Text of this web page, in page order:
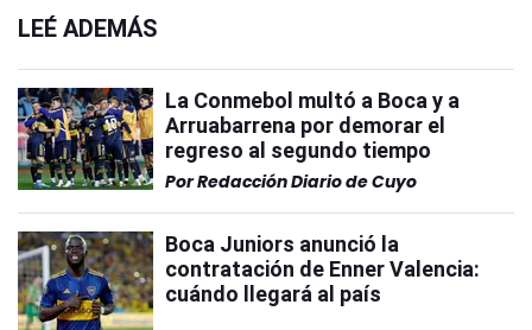
LEÉ ADEMÁS
La Conmebol multó a Boca y a
Arruabarrena por demorar el
regreso al segundo tiempo
PorRedacción Diario de Cuyo
Boca Juniors anunció la
contratación de Enner Valencia:
cuándo llegará al país